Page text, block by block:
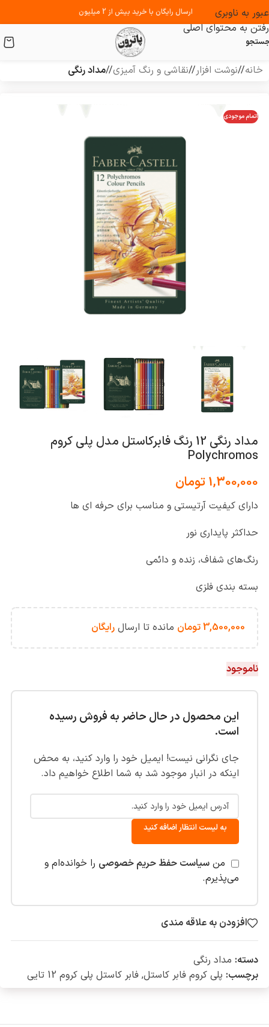
عبور به ناوبری
رفتن به محتوای اصلی
ارسال رایگان با خرید بیش از 2 میلیون
خانه/ نوشت افزار/ نقاشی و رنگ آمیزی/ مداد رنگی
اتمام موجودی
مداد رنگی 12 رنگ فابرکاستل مدل پلی کروم
Polychromos
1,300,000تومان
دارای کیفیت آرتیستی و مناسب برای حرفه ای ها
حداکثر پایداری نور
رنگ‌های شفاف، زنده و دائمی
بسته بندی فلزی
3,500,000تومان مانده تا ارسال رایگان
ناموجود
این محصول در حال حاضر به فروش رسیده
است.
جای نگرانی نیست! ایمیل خود را وارد کنید، به محض
اینکه در انبار موجود شد به شما اطلاع خواهیم داد.
به لیست انتظار اضافه کنید
من سیاست حفظ حریم خصوصی را خوانده‌ام و
می‌پذیرم.
افزودن به علاقه مندی
دسته: مداد رنگی
برچسب: پلی کروم فابر کاستل, فابر کاستل پلی کروم 12 تایی